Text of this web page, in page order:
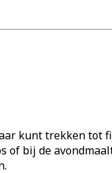
kunt trekken tot
bij de